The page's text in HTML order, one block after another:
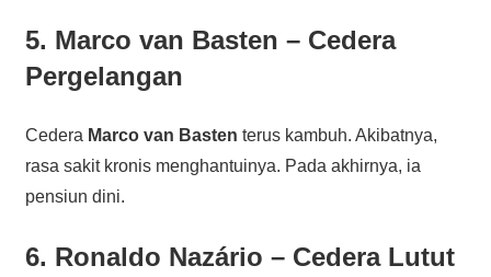
5. Marco van Basten – Cedera
Pergelangan
Cedera Marco van Basten terus kambuh. Akibatnya,
rasa sakit kronis menghantuinya. Pada akhirnya, ia
pensiun dini.
6. Ronaldo Nazário – Cedera Lutut